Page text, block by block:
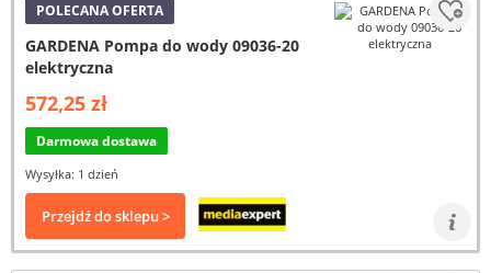
POLECANA OFERTA
GARDENA Pompa do wody 09036-20
elektryczna
572,25 zł
Darmowa dostawa
Wysyłka: 1 dzień
Przejdź do sklepu >